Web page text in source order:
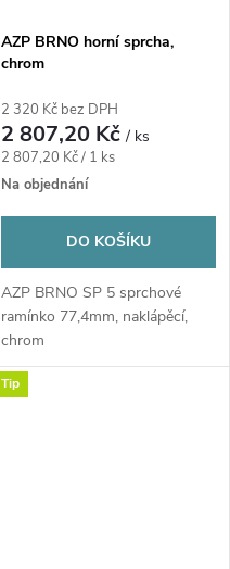
AZP BRNO horní sprcha,
chrom
2 320 Kč bez DPH
2 807,20 Kč/ ks
Měrná
cena:
2 807,20 Kč / 1 ks
Na objednání
DO KOŠÍKU
AZP BRNO SP 5 sprchové
ramínko 77,4mm, naklápěcí,
chrom
Tip